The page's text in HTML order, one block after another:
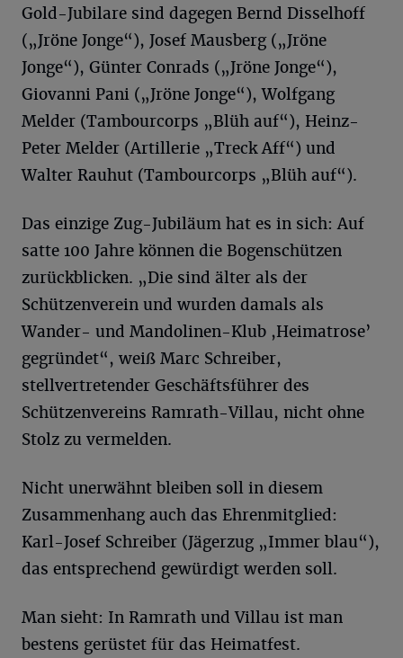
Gold-Jubilare sind dagegen Bernd Disselhoff
(„Jröne Jonge“), Josef Mausberg („Jröne
Jonge“), Günter Conrads („Jröne Jonge“),
Giovanni Pani („Jröne Jonge“), Wolfgang
Melder (Tambourcorps „Blüh auf“), Heinz-
Peter Melder (Artillerie „Treck Aff“) und
Walter Rauhut (Tambourcorps „Blüh auf“).
Das einzige Zug-Jubiläum hat es in sich: Auf
satte 100 Jahre können die Bogenschützen
zurückblicken. „Die sind älter als der
Schützenverein und wurden damals als
Wander- und Mandolinen-Klub ,Heimatrose’
gegründet“, weiß Marc Schreiber,
stellvertretender Geschäftsführer des
Schützenvereins Ramrath-Villau, nicht ohne
Stolz zu vermelden.
Nicht unerwähnt bleiben soll in diesem
Zusammenhang auch das Ehrenmitglied:
Karl-Josef Schreiber (Jägerzug „Immer blau“),
das entsprechend gewürdigt werden soll.
Man sieht: In Ramrath und Villau ist man
bestens gerüstet für das Heimatfest.